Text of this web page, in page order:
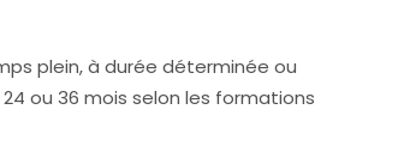
plein, à durée déterminée ou
ou 36 mois selon les formations